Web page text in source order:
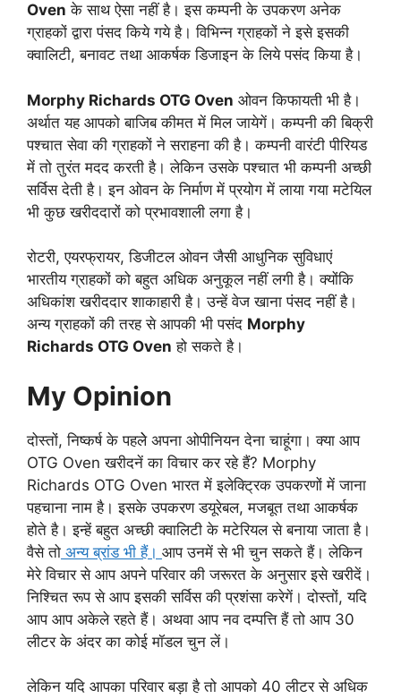
Oven के साथ ऐसा नहीं है। इस कम्पनी के उपकरण अनेक
ग्राहकों द्वारा पंसद किये गये है। विभिन्न ग्राहकों ने इसे इसकी
क्वालिटी, बनावट तथा आकर्षक डिजाइन के लिये पसंद किया है।
Morphy Richards OTG Oven ओवन किफायती भी है।
अर्थात यह आपको बाजिब कीमत में मिल जायेगें। कम्पनी की बिक्री
पश्चात सेवा की ग्राहकों ने सराहना की है। कम्पनी वारंटी पीरियड
में तो तुरंत मदद करती है। लेकिन उसके पश्चात भी कम्पनी अच्छी
सर्विस देती है। इन ओवन के निर्माण में प्रयोग में लाया गया मटेयिल
भी कुछ खरीददारों को प्रभावशाली लगा है।
रोटरी, एयरफ्रायर, डिजीटल ओवन जैसी आधुनिक सुविधाएं
भारतीय ग्राहकों को बहुत अधिक अनुकूल नहीं लगी है। क्योंकि
अधिकांश खरीददार शाकाहारी है। उन्हें वेज खाना पंसद नहीं है।
अन्य ग्राहकों की तरह से आपकी भी पसंद Morphy
Richards OTG Oven हो सकते है।
My Opinion
दोस्तों, निष्कर्ष के पहलेे अपना ओपीनियन देना चाहूंगा। क्या आप
OTG Oven खरीदनें का विचार कर रहे हैं? Morphy
Richards OTG Oven भारत में इलेक्ट्रिक उपकरणों में जाना
पहचाना नाम है। इसके उपकरण डयूरेबल, मजबूत तथा आकर्षक
होते है। इन्हें बहुत अच्छी क्वालिटी के मटेरियल से बनाया जाता है।
वैसे तो अन्य ब्रांड भी हैं। आप उनमें से भी चुन सकते हैं। लेकिन
मेरे विचार से आप अपने परिवार की जरूरत के अनुसार इसे खरीदें।
निश्चित रूप से आप इसकी सर्विस की प्रशंसा करेगें। दोस्तों, यदि
आप आप अकेले रहते हैं। अथवा आप नव दम्पत्ति हैं तो आप 30
लीटर के अंदर का कोई मॉडल चुन लें।
लेकिन यदि आपका परिवार बड़ा है तो आपको 40 लीटर से अधिक